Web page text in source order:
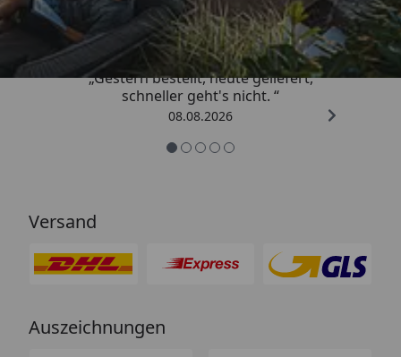
4,81/ 5
„Gestern bestellt, heute geliefert,
schneller geht's nicht. “
08.08.2026
Versand
Auszeichnungen